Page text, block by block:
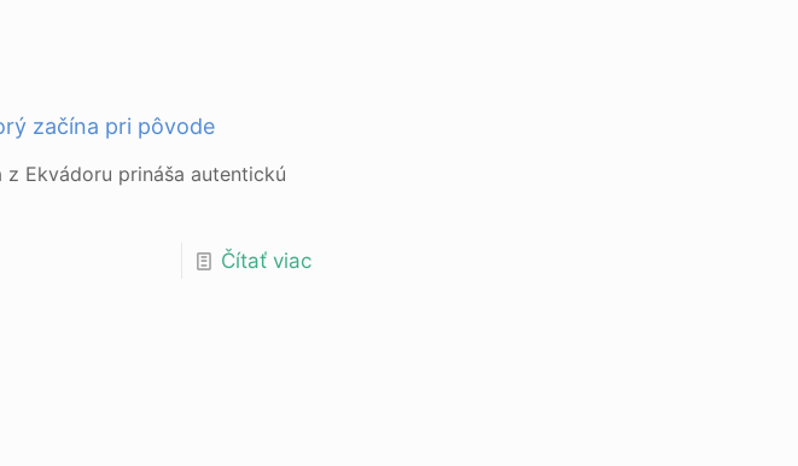
začína pri pôvode
Ekvádoru prináša autentickú
Čítať viac